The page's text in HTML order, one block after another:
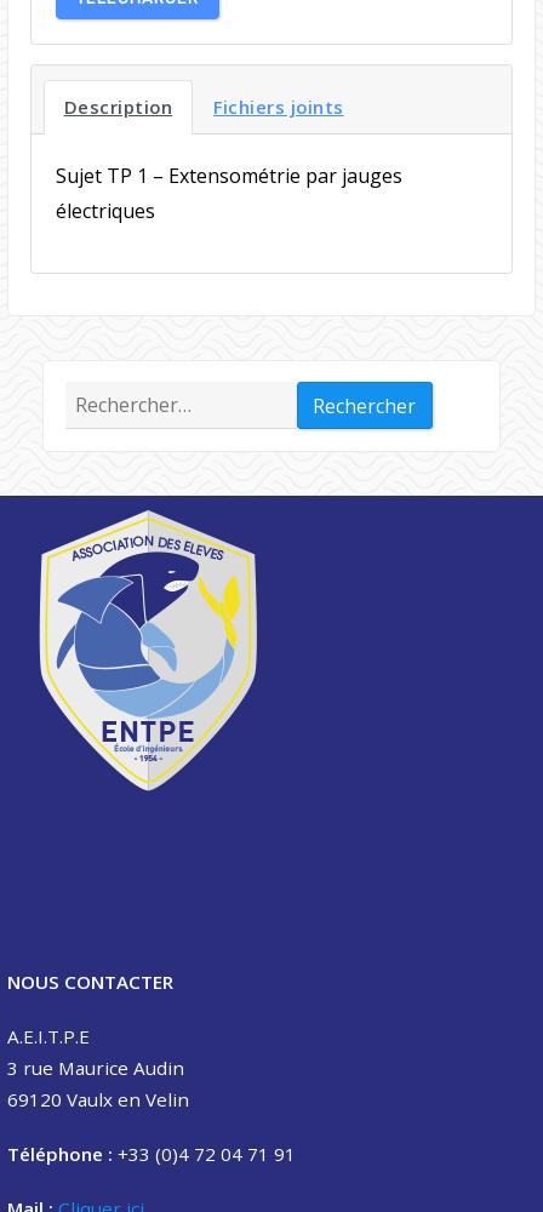
Description Fichiers joints
Sujet TP 1 – Extensométrie par jauges
électriques
Rechercher :
NOUS CONTACTER
A.E.I.T.P.E
3 rue Maurice Audin
69120 Vaulx en Velin
Téléphone : +33 (0)4 72 04 71 91